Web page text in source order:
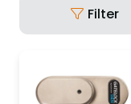
Filter